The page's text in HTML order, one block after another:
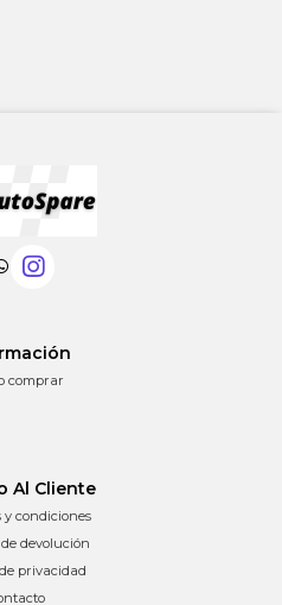
comprar
Al Cliente
y condiciones
devolución
privacidad